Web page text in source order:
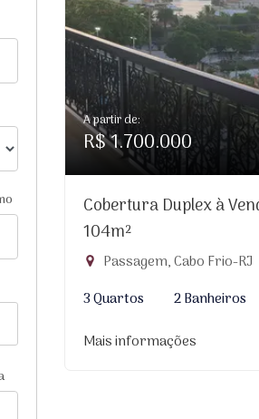
A partir de:
R$ 1.700.000
Cobertura Duplex à
104m²
Passagem, Cabo Frio-RJ
3 Quartos
2 Banheiros
Mais informações